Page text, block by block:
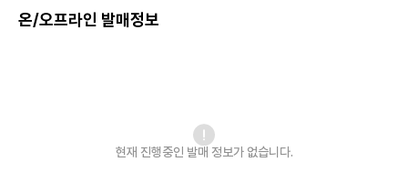
온/오프라인 발매정보
현재 진행중인 발매 정보가 없습니다.